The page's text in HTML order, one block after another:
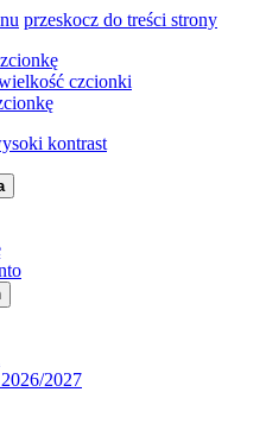
przeskocz do treści strony
czcionki
kontrast
2027